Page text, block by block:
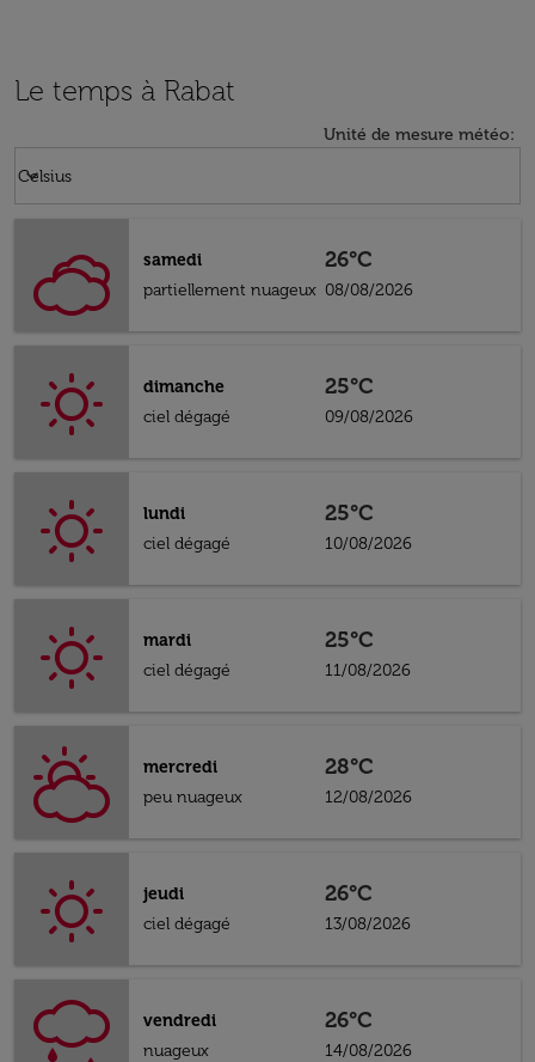
Le temps à Rabat
Unité de mesure météo:
Celsius
keyboard_arrow_down
samedi
partiellement nuageux
26°C
08/08/2026
dimanche
ciel dégagé
25°C
09/08/2026
lundi
ciel dégagé
25°C
10/08/2026
mardi
ciel dégagé
25°C
11/08/2026
mercredi
peu nuageux
28°C
12/08/2026
jeudi
ciel dégagé
26°C
13/08/2026
vendredi
nuageux
26°C
14/08/2026